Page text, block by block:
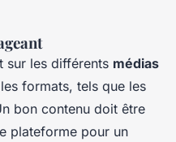
sur les différents médias
formats, tels que les
bon contenu doit être
plateforme pour un